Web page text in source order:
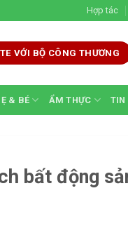
Hợp tác
VỚI BỘ CÔNG THƯƠNG
& BÉ ẨM THỰC TIN
bất động